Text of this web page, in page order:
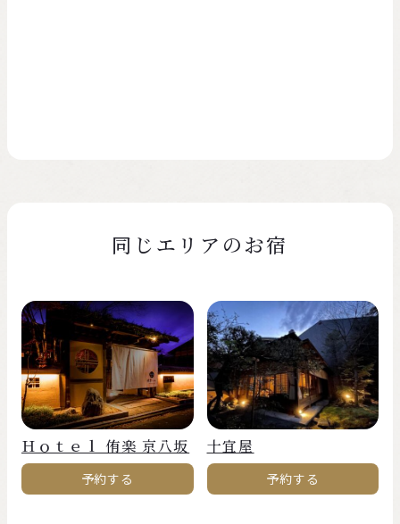
同じエリアのお宿
Ｈｏｔｅｌ 侑楽 京八坂
予約する
十宜屋
予約する